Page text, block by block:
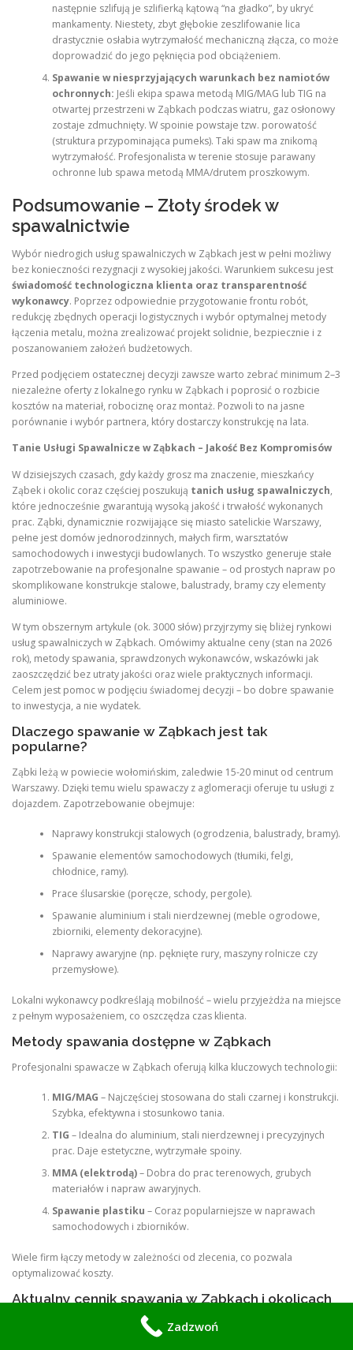
następnie szlifują je szlifierką kątową “na gładko”, by ukryć
mankamenty. Niestety, zbyt głębokie zeszlifowanie lica
drastycznie osłabia wytrzymałość mechaniczną złącza, co może
doprowadzić do jego pęknięcia pod obciążeniem.
Spawanie w niesprzyjających warunkach bez namiotów
ochronnych: Jeśli ekipa spawa metodą MIG/MAG lub TIG na
otwartej przestrzeni w Ząbkach podczas wiatru, gaz osłonowy
zostaje zdmuchnięty. W spoinie powstaje tzw. porowatość
(struktura przypominająca pumeks). Taki spaw ma znikomą
wytrzymałość. Profesjonalista w terenie stosuje parawany
ochronne lub spawa metodą MMA/drutem proszkowym.
Podsumowanie – Złoty środek w
spawalnictwie
Wybór niedrogich usług spawalniczych w Ząbkach jest w pełni możliwy
bez konieczności rezygnacji z wysokiej jakości. Warunkiem sukcesu jest
świadomość technologiczna klienta oraz transparentność
wykonawcy. Poprzez odpowiednie przygotowanie frontu robót,
redukcję zbędnych operacji logistycznych i wybór optymalnej metody
łączenia metalu, można zrealizować projekt solidnie, bezpiecznie i z
poszanowaniem założeń budżetowych.
Przed podjęciem ostatecznej decyzji zawsze warto zebrać minimum 2–3
niezależne oferty z lokalnego rynku w Ząbkach i poprosić o rozbicie
kosztów na materiał, robociznę oraz montaż. Pozwoli to na jasne
porównanie i wybór partnera, który dostarczy konstrukcję na lata.
Tanie Usługi Spawalnicze w Ząbkach – Jakość Bez Kompromisów
W dzisiejszych czasach, gdy każdy grosz ma znaczenie, mieszkańcy
Ząbek i okolic coraz częściej poszukują tanich usług spawalniczych,
które jednocześnie gwarantują wysoką jakość i trwałość wykonanych
prac. Ząbki, dynamicznie rozwijające się miasto satelickie Warszawy,
pełne jest domów jednorodzinnych, małych firm, warsztatów
samochodowych i inwestycji budowlanych. To wszystko generuje stałe
zapotrzebowanie na profesjonalne spawanie – od prostych napraw po
skomplikowane konstrukcje stalowe, balustrady, bramy czy elementy
aluminiowe.
W tym obszernym artykule (ok. 3000 słów) przyjrzymy się bliżej rynkowi
usług spawalniczych w Ząbkach. Omówimy aktualne ceny (stan na 2026
rok), metody spawania, sprawdzonych wykonawców, wskazówki jak
zaoszczędzić bez utraty jakości oraz wiele praktycznych informacji.
Celem jest pomoc w podjęciu świadomej decyzji – bo dobre spawanie
to inwestycja, a nie wydatek.
Dlaczego spawanie w Ząbkach jest tak
popularne?
Ząbki leżą w powiecie wołomińskim, zaledwie 15-20 minut od centrum
Warszawy. Dzięki temu wielu spawaczy z aglomeracji oferuje tu usługi z
dojazdem. Zapotrzebowanie obejmuje:
Naprawy konstrukcji stalowych (ogrodzenia, balustrady, bramy).
Spawanie elementów samochodowych (tłumiki, felgi,
chłodnice, ramy).
Prace ślusarskie (poręcze, schody, pergole).
Spawanie aluminium i stali nierdzewnej (meble ogrodowe,
zbiorniki, elementy dekoracyjne).
Naprawy awaryjne (np. pęknięte rury, maszyny rolnicze czy
przemysłowe).
Lokalni wykonawcy podkreślają mobilność – wielu przyjeżdża na miejsce
z pełnym wyposażeniem, co oszczędza czas klienta.
Metody spawania dostępne w Ząbkach
Profesjonalni spawacze w Ząbkach oferują kilka kluczowych technologii:
MIG/MAG – Najczęściej stosowana do stali czarnej i konstrukcji.
Szybka, efektywna i stosunkowo tania.
TIG – Idealna do aluminium, stali nierdzewnej i precyzyjnych
prac. Daje estetyczne, wytrzymałe spoiny.
MMA (elektrodą)– Dobra do prac terenowych, grubych
materiałów i napraw awaryjnych.
Spawanie plastiku – Coraz popularniejsze w naprawach
samochodowych i zbiorników.
Wiele firm łączy metody w zależności od zlecenia, co pozwala
optymalizować koszty.
Aktualny cennik spawania w Ząbkach i okolicach
Ceny są orientacyjne i zależą od grubości materiału, dostępności, ilości
Zadzwoń